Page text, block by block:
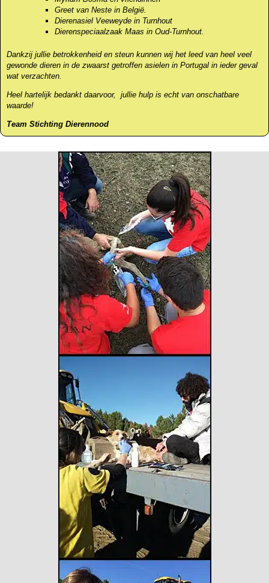
Greet van Neste in België.
Dierenasiel Veeweyde in Turnhout
Dierenspeciaalzaak Maas in Oud-Turnhout.
Dankzij jullie betrokkenheid en steun kunnen wij het leed van heel veel
gewonde dieren in de zwaarst getroffen asielen in Portugal in ieder geval
wat verzachten.
Heel hartelijk bedankt daarvoor, jullie hulp is echt van onschatbare
waarde!
Team Stichting Dierennood